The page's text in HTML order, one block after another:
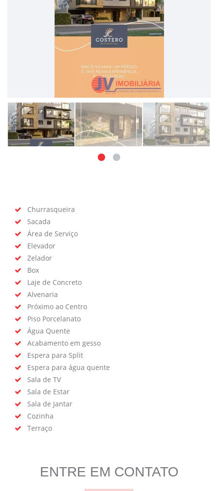
Churrasqueira
Sacada
Área de Serviço
Elevador
Zelador
Box
Laje de Concreto
Alvenaria
Próximo ao Centro
Piso Porcelanato
Água Quente
Acabamento em gesso
Espera para Split
Espera para água quente
Sala de TV
Sala de Estar
Sala de Jantar
Cozinha
Terraço
ENTRE EM CONTATO